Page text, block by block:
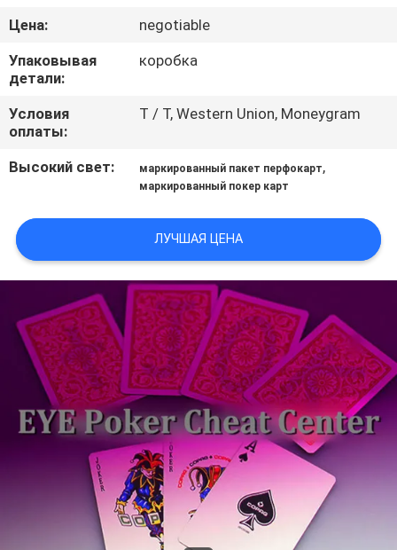
НАША
ФАБРИКА
КОНТРОЛЬ
КАЧЕСТВА
КОНТАКТНЫЕ
ДАННЫЕ
ОТПРАВИТЬ
ЗАПРОС
КАРТА
САЙТА
PRIVACY
POLICY
Цена:
negotiable
Упаковывая
детали:
коробка
Условия
оплаты:
T / T, Western Union, Moneygram
Высокий свет: маркированный пакет перфокарт,
маркированный покер карт
ЛУЧШАЯ ЦЕНА